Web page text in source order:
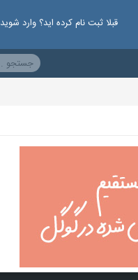
قبلا ثبت نام کرده اید؟ وارد شوید